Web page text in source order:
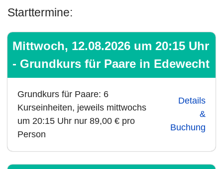
Starttermine:
Mittwoch, 12.08.2026 um 20:15 Uhr
- Grundkurs für Paare in Edewecht
Grundkurs für Paare: 6
Kurseinheiten, jeweils mittwochs
um 20:15 Uhr nur 89,00 € pro
Person
Details
&
Buchung